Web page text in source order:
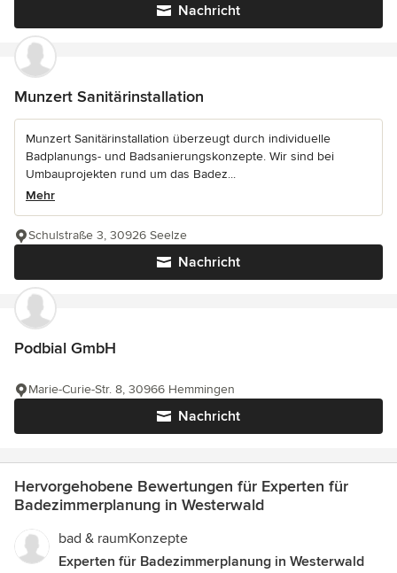
Nachricht
Munzert Sanitärinstallation
Munzert Sanitärinstallation überzeugt durch individuelle
Badplanungs- und Badsanierungskonzepte. Wir sind bei
Umbauprojekten rund um das Badez...
Mehr
Nachricht
Schulstraße 3, 30926 Seelze
Podbial GmbH
Nachricht
Marie-Curie-Str. 8, 30966 Hemmingen
Hervorgehobene Bewertungen für Experten für
Badezimmerplanung in Westerwald
bad & raumKonzepte
Experten für Badezimmerplanung in Westerwald